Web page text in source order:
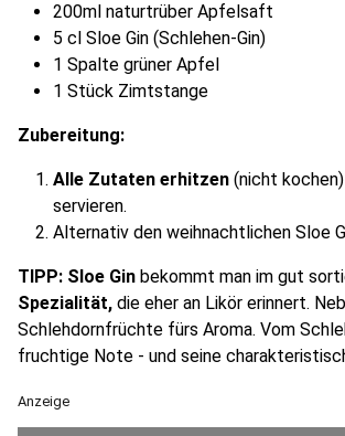
200ml naturtrüber Apfelsaft
5 cl Sloe Gin (Schlehen-Gin)
1 Spalte grüner Apfel
1 Stück Zimtstange
Zubereitung:
Alle Zutaten erhitzen (nicht
servieren.
Alternativ den weihnachtlichen Sloe
TIPP: Sloe Gin bekommt man im gut
Spezialität, die eher an Likör erinnert.
Schlehdornfrüchte fürs Aroma. Vom
fruchtige Note - und seine
Anzeige